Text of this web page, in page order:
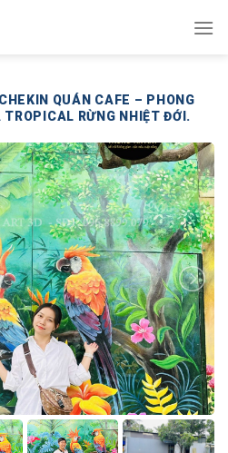
QUÁN CAFE – PHONG
RỪNG NHIỆT ĐỚI.